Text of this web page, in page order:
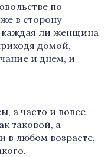
по
в сторону
ли женщина
домой,
и днем, и
а часто и вовсе
таковой, а
в любом возрасте,